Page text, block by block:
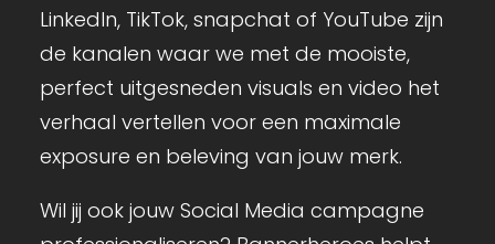
LinkedIn, TikTok, snapchat of YouTube zijn
de kanalen waar we met de mooiste,
perfect uitgesneden visuals en video het
verhaal vertellen voor een maximale
exposure en beleving van jouw merk.
Wil jij ook jouw Social Media campagne